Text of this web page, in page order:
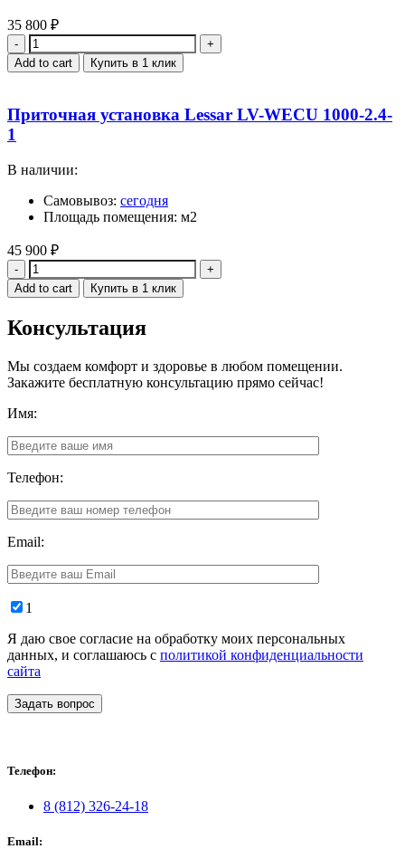
35 800 ₽
Quantity
Add to cart Купить в 1 клик
Приточная установка Lessar LV-WECU 1000-2.4-
1
В наличии:
Самовывоз: сегодня
Площадь помещения: м2
45 900 ₽
Quantity
Add to cart Купить в 1 клик
Консультация
Мы создаем комфорт и здоровье в любом помещении.
Закажите бесплатную консультацию прямо сейчас!
Имя:
Телефон:
Email:
1
Я даю свое согласие на обработку моих персональных
данных, и соглашаюсь с политикой конфиденциальности
сайта
Задать вопрос
Телефон:
8 (812) 326-24-18
Email: